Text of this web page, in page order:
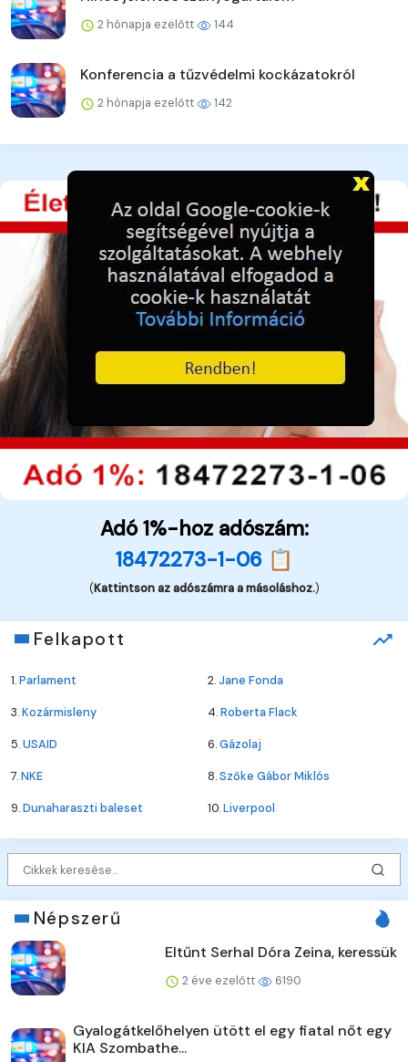
2 hónapja ezelőtt 144
Konferencia a tűzvédelmi kockázatokról
2 hónapja ezelőtt 142
Adó 1%-hoz adószám:
18472273-1-06 📋
(Kattintson az adószámra a másoláshoz.)
Felkapott
1.Parlament 2.Jane Fonda
3.Kozármisleny 4.Roberta Flack
5.USAID 6.Gázolaj
7.NKE 8.Szőke Gábor Miklós
9.Dunaharaszti baleset 10.Liverpool
Népszerű
Eltűnt Serhal Dóra Zeina, keressük
2 éve ezelőtt 6190
Gyalogátkelőhelyen ütött el egy fiatal nőt egy
KIA Szombathe...